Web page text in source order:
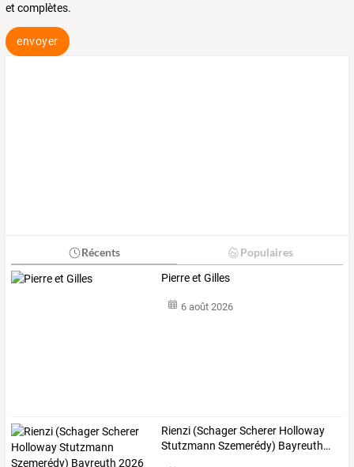
et complètes.
envoyer
Récents Populaires
Pierre et Gilles
6 août 2026
Rienzi (SchagerScherer Holloway
Stutzmann Szemerédy) Bayreuth…